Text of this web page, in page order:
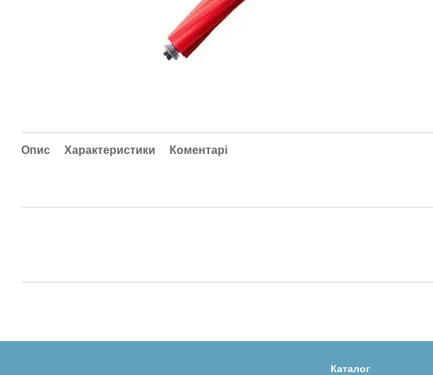
Опис Характеристики Коментарі
Каталог